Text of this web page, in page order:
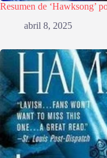
Resumen de ‘Hawksong’
abril 8, 2025